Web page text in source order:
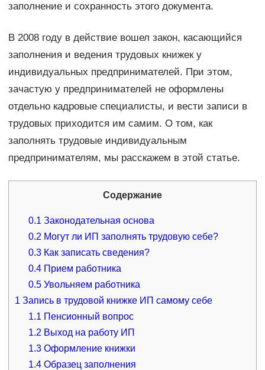
заполнение и сохранность этого документа.
В 2008 году в действие вошел закон, касающийся
заполнения и ведения трудовых книжек у
индивидуальных предпринимателей. При этом,
зачастую у предпринимателей не оформлены
отдельно кадровые специалисты, и вести записи в
трудовых приходится им самим. О том, как
заполнять трудовые индивидуальным
предпринимателям, мы расскажем в этой статье.
Содержание
0.1 Законодательная основа
0.2 Могут ли ИП заполнять трудовую себе?
0.3 Как записать сведения?
0.4 Прием работника
0.5 Увольняем работника
1 Запись в трудовой книжке ИП самому себе
1.1 Пенсионный вопрос
1.2 Выход на работу ИП
1.3 Оформление книжки
1.4 Образец заполнения